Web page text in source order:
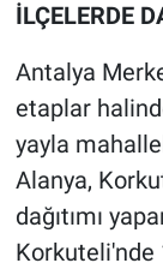
İLÇELERDE
Antalya
etaplar
yayla
Alanya,
dağıtımı
Korkuteli'nde